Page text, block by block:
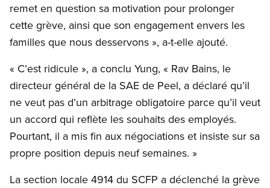
remet en question sa motivation pour prolonger
cette grève, ainsi que son engagement envers les
familles que nous desservons », a-t-elle ajouté.
« C’est ridicule », a conclu Yung, « Rav Bains, le
directeur général de la SAE de Peel, a déclaré qu’il
ne veut pas d’un arbitrage obligatoire parce qu’il veut
un accord qui reflète les souhaits des employés.
Pourtant, il a mis fin aux négociations et insiste sur sa
propre position depuis neuf semaines. »
La section locale 4914 du SCFP a déclenché la grève